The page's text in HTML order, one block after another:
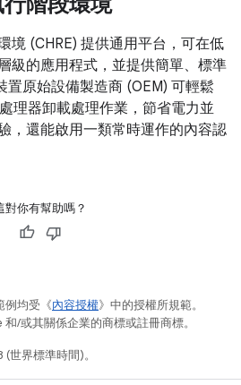
境 (CHRE) 提供通用平台，可在低
級的應用程式，並提供簡單、標準
置原始設備製造商 (OEM) 可輕鬆
理器卸載處理作業，節省電力並
，還能啟用一類常時運作的內容認
對你有幫助嗎？
例均受《內容授權》中的授權所規範。
/或其關係企業的商標或註冊商標。
界標準時間)。